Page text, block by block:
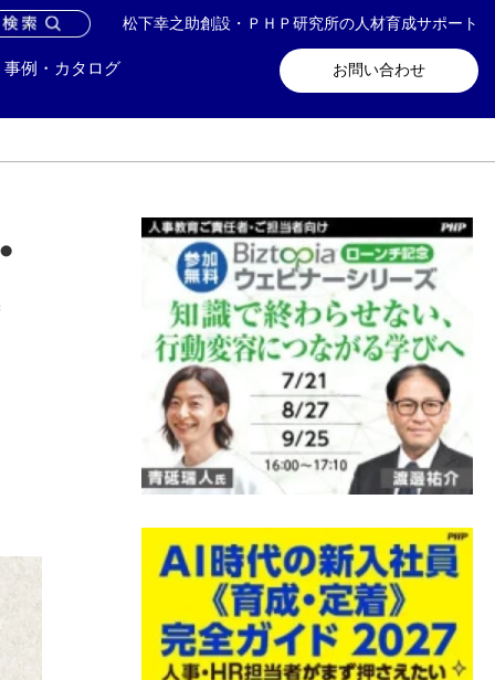
松下幸之助創設・ＰＨＰ研究所の人材育成サポート
お問い合わせ
事例・カタログ
い合わせ メールマガジン登録